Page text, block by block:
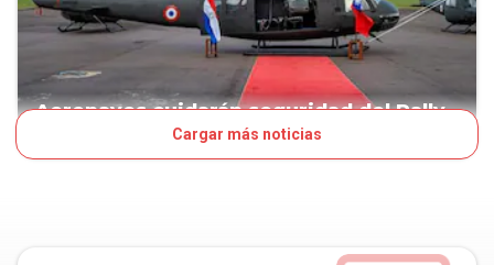
Aeronaves cuidarán seguridad del Rally
Cargar más noticias